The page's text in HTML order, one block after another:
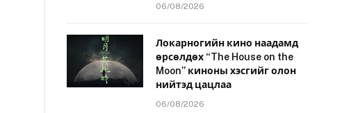
06/08/2026
Локарногийн кино наадамд
өрсөлдөх “The House on the
Moon” киноны хэсгийг олон
нийтэд цацлаа
06/08/2026